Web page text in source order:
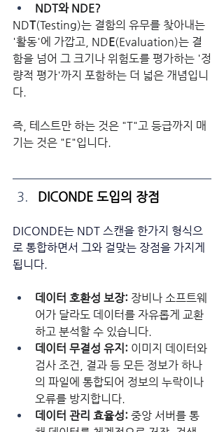
NDT와 NDE?
NDT(Testing)는 결함의 유무를 찾아내는
'활동'에 가깝고, NDE(Evaluation)는 결
함을 넘어 그 크기나 위험도를 평가하는 '정
량적 평가'까지 포함하는 더 넓은 개념입니
다.
즉, 테스트만 하는 것은 "T"고 등급까지 매
기는 것은 "E"입니다.
DICONDE 도입의 장점
DICONDE는 NDT 스캔을 한가지 형식으
로 통합하면서 그와 걸맞는 장점을 가지게
됩니다.
데이터 호환성 보장: 장비나 소프트웨
어가 달라도 데이터를 자유롭게 교환
하고 분석할 수 있습니다.
데이터 무결성 유지: 이미지 데이터와
검사 조건, 결과 등 모든 정보가 하나
의 파일에 통합되어 정보의 누락이나
오류를 방지합니다.
데이터 관리 효율성: 중앙 서버를 통